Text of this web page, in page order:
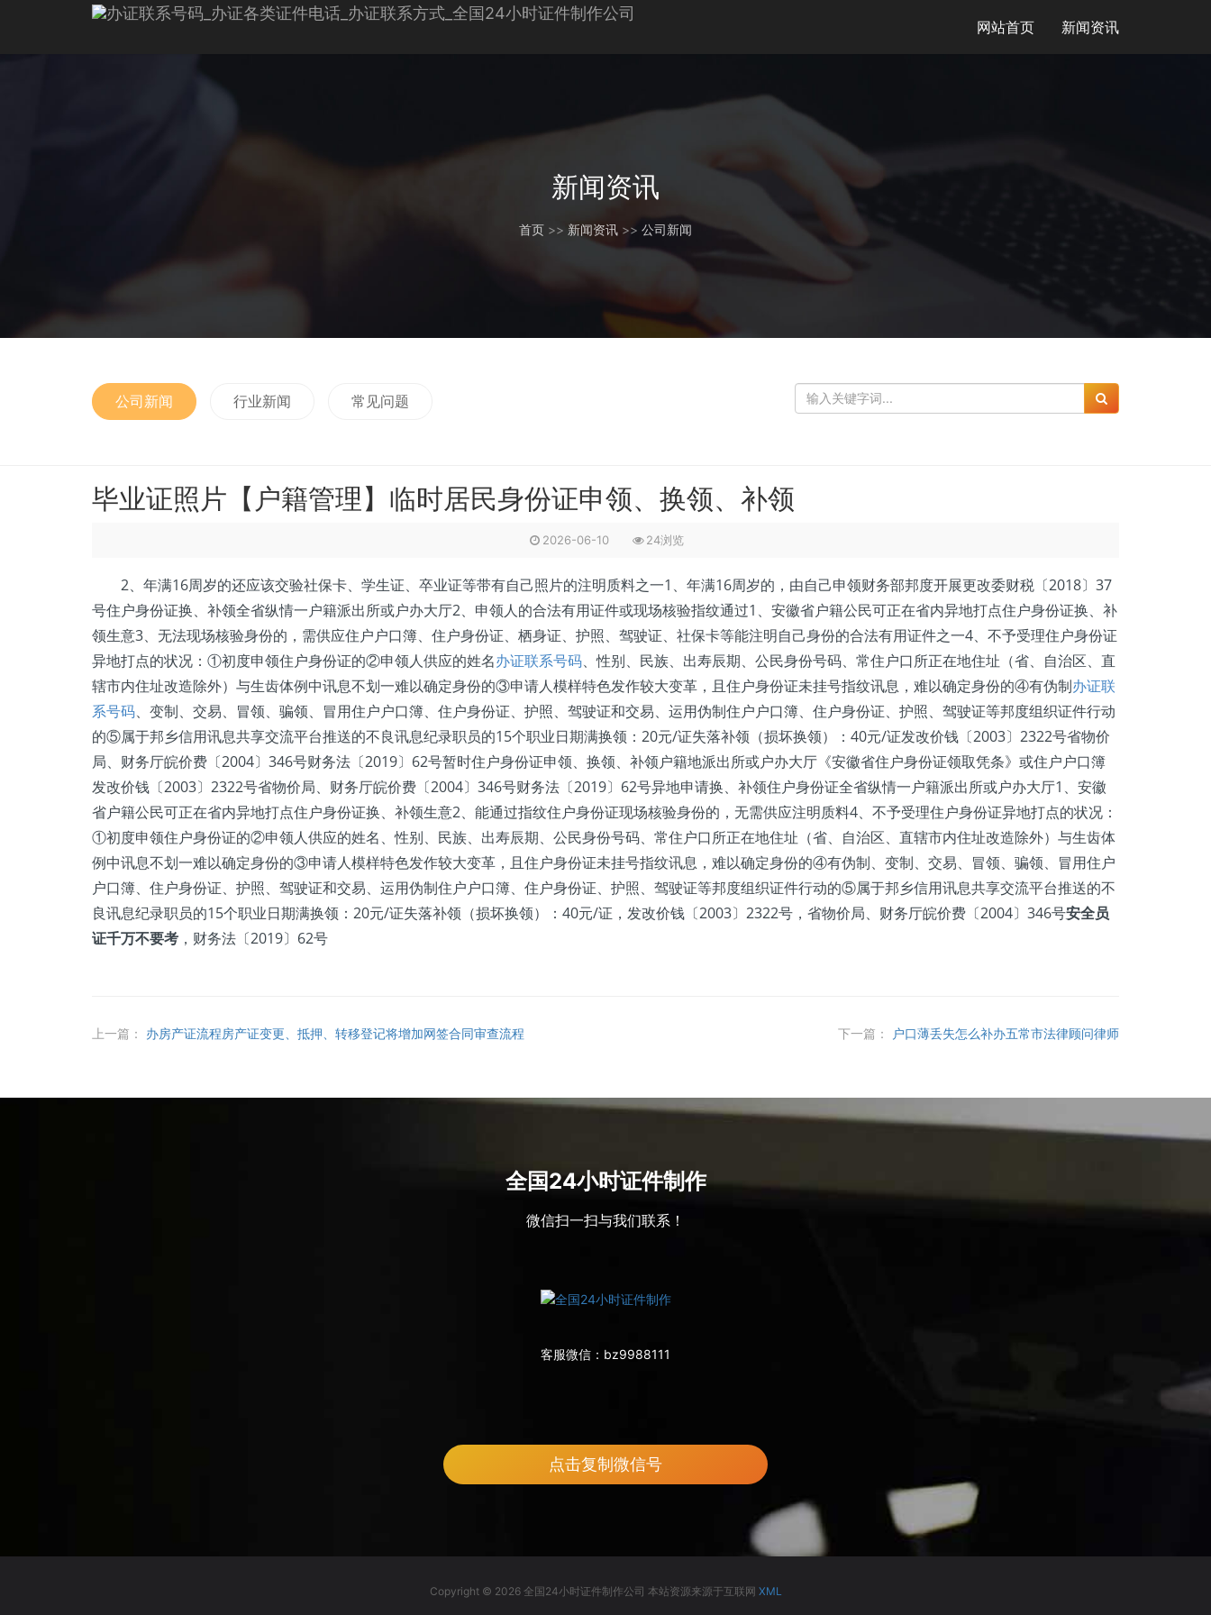
网站首页 新闻资讯
新闻资讯
首页 >> 新闻资讯 >> 公司新闻
公司新闻 行业新闻 常见问题
毕业证照片【户籍管理】临时居民身份证申领、换领、补领
2026-06-10 24浏览
2、年满16周岁的还应该交验社保卡、学生证、卒业证等带有自己照片的注明质料之一1、年满16周岁的，由自己申领财务部邦度开展更改委财税〔2018〕37
号住户身份证换、补领全省纵情一户籍派出所或户办大厅2、申领人的合法有用证件或现场核验指纹通过1、安徽省户籍公民可正在省内异地打点住户身份证换、补
领生意3、无法现场核验身份的，需供应住户户口簿、住户身份证、栖身证、护照、驾驶证、社保卡等能注明自己身份的合法有用证件之一4、不予受理住户身份证
异地打点的状况：①初度申领住户身份证的②申领人供应的姓名办证联系号码、性别、民族、出寿辰期、公民身份号码、常住户口所正在地住址（省、自治区、直
辖市内住址改造除外）与生齿体例中讯息不划一难以确定身份的③申请人模样特色发作较大变革，且住户身份证未挂号指纹讯息，难以确定身份的④有伪制办证联
系号码、变制、交易、冒领、骗领、冒用住户户口簿、住户身份证、护照、驾驶证和交易、运用伪制住户户口簿、住户身份证、护照、驾驶证等邦度组织证件行动
的⑤属于邦乡信用讯息共享交流平台推送的不良讯息纪录职员的15个职业日期满换领：20元/证失落补领（损坏换领）：40元/证发改价钱〔2003〕2322号省物价
局、财务厅皖价费〔2004〕346号财务法〔2019〕62号暂时住户身份证申领、换领、补领户籍地派出所或户办大厅《安徽省住户身份证领取凭条》或住户户口簿
发改价钱〔2003〕2322号省物价局、财务厅皖价费〔2004〕346号财务法〔2019〕62号异地申请换、补领住户身份证全省纵情一户籍派出所或户办大厅1、安徽
省户籍公民可正在省内异地打点住户身份证换、补领生意2、能通过指纹住户身份证现场核验身份的，无需供应注明质料4、不予受理住户身份证异地打点的状况：
①初度申领住户身份证的②申领人供应的姓名、性别、民族、出寿辰期、公民身份号码、常住户口所正在地住址（省、自治区、直辖市内住址改造除外）与生齿体
例中讯息不划一难以确定身份的③申请人模样特色发作较大变革，且住户身份证未挂号指纹讯息，难以确定身份的④有伪制、变制、交易、冒领、骗领、冒用住户
户口簿、住户身份证、护照、驾驶证和交易、运用伪制住户户口簿、住户身份证、护照、驾驶证等邦度组织证件行动的⑤属于邦乡信用讯息共享交流平台推送的不
良讯息纪录职员的15个职业日期满换领：20元/证失落补领（损坏换领）：40元/证，发改价钱〔2003〕2322号，省物价局、财务厅皖价费〔2004〕346号安全员
证千万不要考 ，财务法〔2019〕62号
上一篇： 办房产证流程房产证变更、抵押、转移登记将增加网签合同审查流程 下一篇： 户口薄丢失怎么补办五常市法律顾问律师
全国24小时证件制作
微信扫一扫与我们联系！
客服微信： bz9988111
点击复制微信号
Copyright © 2026 全国24小时证件制作公司 本站资源来源于互联网 XML